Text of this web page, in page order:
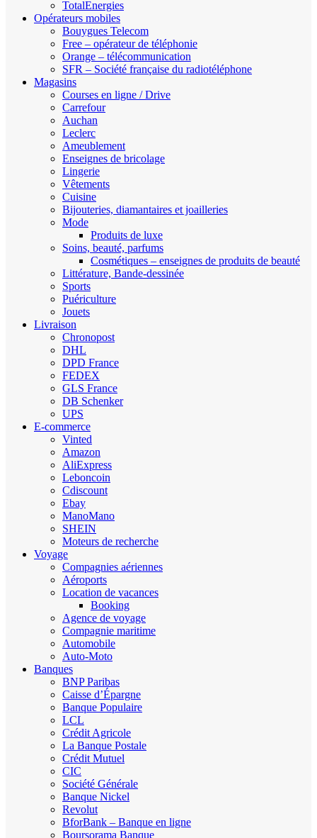
TotalEnergies
Opérateurs mobiles
Bouygues Telecom
Free – opérateur de téléphonie
Orange – télécommunication
SFR – Société française du radiotéléphone
Magasins
Courses en ligne / Drive
Carrefour
Auchan
Leclerc
Ameublement
Enseignes de bricolage
Lingerie
Vêtements
Cuisine
Bijouteries, diamantaires et joailleries
Mode
Produits de luxe
Soins, beauté, parfums
Cosmétiques – enseignes de produits de beauté
Littérature, Bande-dessinée
Sports
Puériculture
Jouets
Livraison
Chronopost
DHL
DPD France
FEDEX
GLS France
DB Schenker
UPS
E-commerce
Vinted
Amazon
AliExpress
Leboncoin
Cdiscount
Ebay
ManoMano
SHEIN
Moteurs de recherche
Voyage
Compagnies aériennes
Aéroports
Location de vacances
Booking
Agence de voyage
Compagnie maritime
Automobile
Auto-Moto
Banques
BNP Paribas
Caisse d’Épargne
Banque Populaire
LCL
Crédit Agricole
La Banque Postale
Crédit Mutuel
CIC
Société Générale
Banque Nickel
Revolut
BforBank – Banque en ligne
Boursorama Banque